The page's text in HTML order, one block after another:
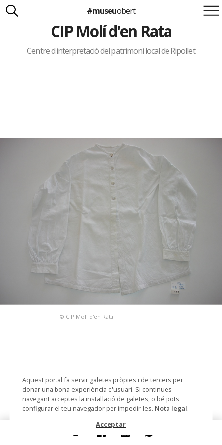
Suma't a la iniciativa
Carlota Royo
Francesca Barcellona
#museuobert
CIP Molí d'en Rata
Centre d'interpretació del patrimoni local de Ripollet
© CIP Molí d'en Rata
camisa
Datació 1870 - 1940
Aquest portal fa servir galetes pròpies i de tercers per
donar una bona experiència d'usuari. Si continues
navegant acceptes la instal·lació de galetes, o bé pots
configurar el teu navegador per impedir-les. Nota legal.
Acceptar